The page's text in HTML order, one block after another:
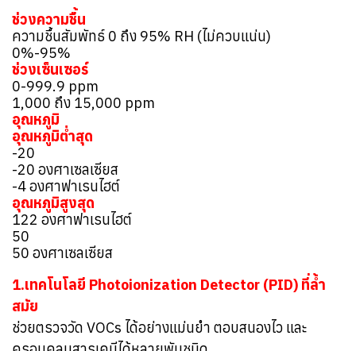
ช่วงความชื้น
ความชื้นสัมพัทธ์ 0 ถึง 95% RH (ไม่ควบแน่น)
0%-95%
ช่วงเซ็นเซอร์
0-999.9 ppm
1,000 ถึง 15,000 ppm
อุณหภูมิ
อุณหภูมิต่ำสุด
-20
-20 องศาเซลเซียส
-4 องศาฟาเรนไฮต์
อุณหภูมิสูงสุด
122 องศาฟาเรนไฮต์
50
50 องศาเซลเซียส
1.เทคโนโลยี Photoionization Detector (PID) ที่ล้ำ
สมัย
ช่วยตรวจวัด VOCs ได้อย่างแม่นยำ ตอบสนองไว และ